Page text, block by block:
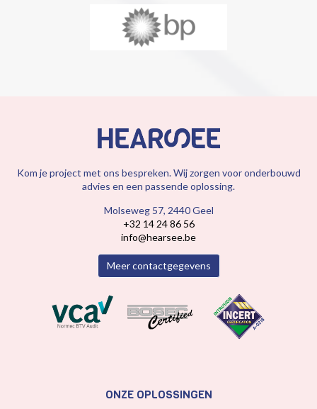
Kom je project met ons bespreken. Wij zorgen voor onderbouwd
advies en een passende oplossing.
Molseweg 57, 2440 Geel
+32 14 24 86 56
info@hearsee.be
Meer contactgegevens
ONZE OPLOSSINGEN